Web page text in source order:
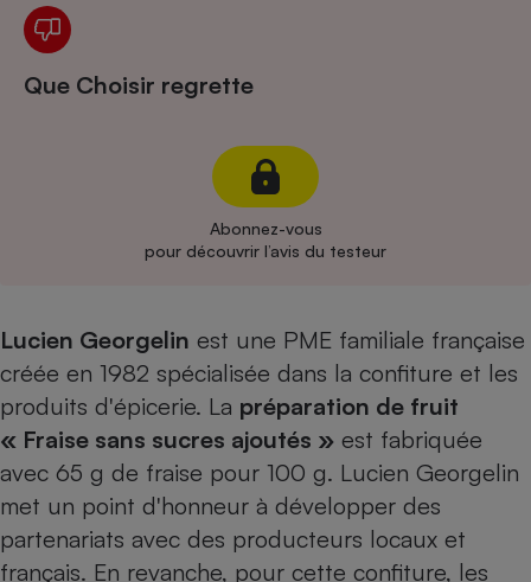
Que Choisir regrette
Abonnez-vous
pour découvrir l’avis du testeur
Lucien Georgelin est une PME familiale française
créée en 1982 spécialisée dans la confiture et les
produits d'épicerie. La préparation de fruit
« Fraise sans sucres ajoutés » est fabriquée
avec 65 g de fraise pour 100 g. Lucien Georgelin
met un point d'honneur à développer des
partenariats avec des producteurs locaux et
français. En revanche, pour cette confiture, les
Cafetière à expressos
Robot ménager